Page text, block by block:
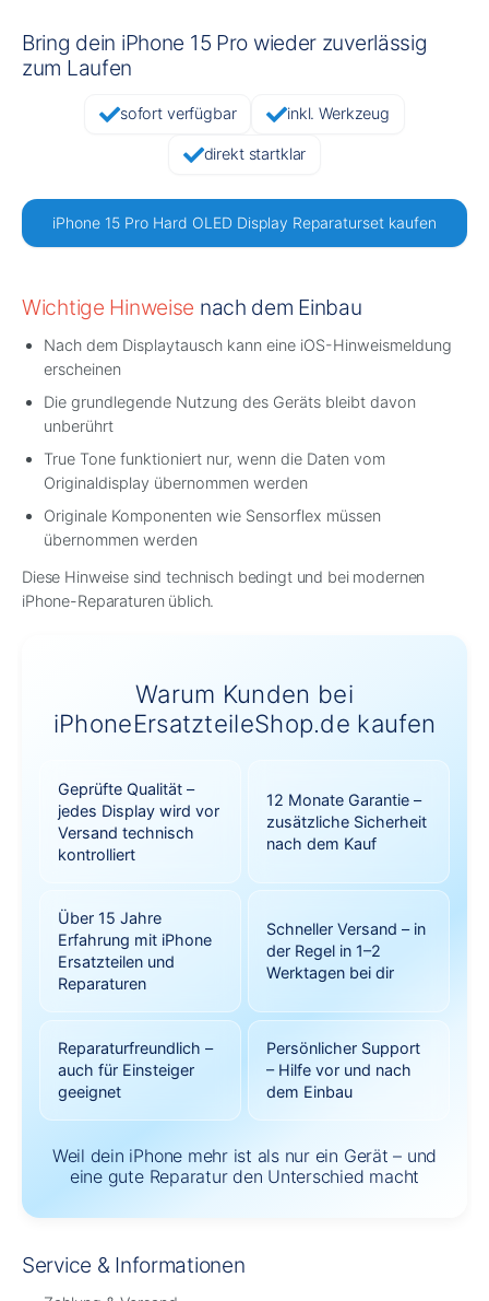
Bring dein iPhone 15 Pro wieder zuverlässig
zum Laufen
sofort verfügbar inkl. Werkzeug
direkt startklar
iPhone 15 Pro Hard OLED Display Reparaturset kaufen
Wichtige Hinweise nach dem Einbau
Nach dem Displaytausch kann eine iOS-Hinweismeldung
erscheinen
Die grundlegende Nutzung des Geräts bleibt davon
unberührt
True Tone funktioniert nur, wenn die Daten vom
Originaldisplay übernommen werden
Originale Komponenten wie Sensorflex müssen
übernommen werden
Diese Hinweise sind technisch bedingt und bei modernen
iPhone-Reparaturen üblich.
Warum Kunden bei
iPhoneErsatzteileShop.de kaufen
Geprüfte Qualität –
jedes Display wird vor
Versand technisch
kontrolliert
12 Monate Garantie –
zusätzliche Sicherheit
nach dem Kauf
Über 15 Jahre
Erfahrung mit iPhone
Ersatzteilen und
Reparaturen
Schneller Versand – in
der Regel in 1–2
Werktagen bei dir
Reparaturfreundlich –
auch für Einsteiger
geeignet
Persönlicher Support
– Hilfe vor und nach
dem Einbau
Weil dein iPhone mehr ist als nur ein Gerät – und
eine gute Reparatur den Unterschied macht
Service & Informationen